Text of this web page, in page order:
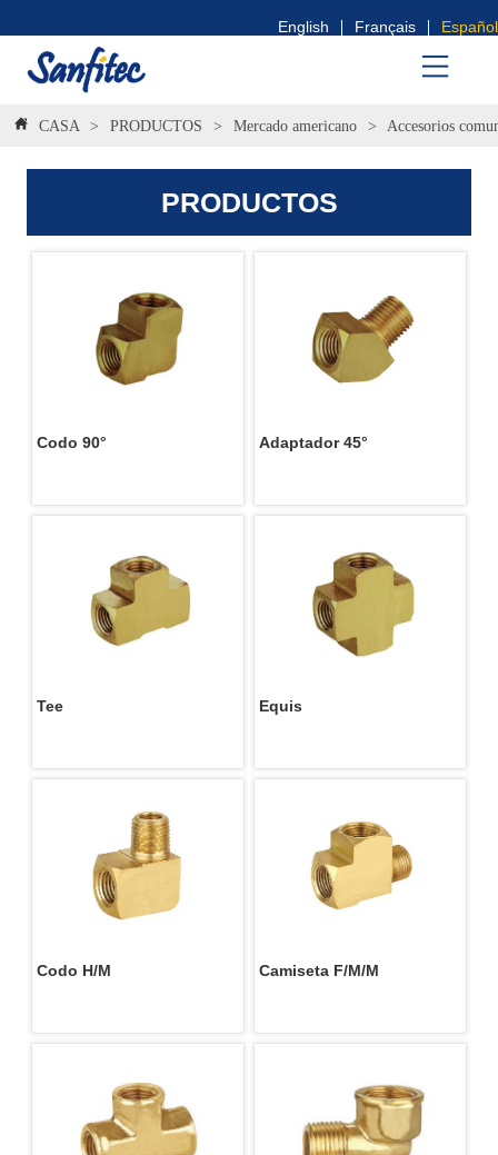
English Français Español
CASA > PRODUCTOS > Mercado americano > Accesorios
PRODUCTOS
Adaptador 45°
Tee Equis
Codo H/M Camiseta F/M/M